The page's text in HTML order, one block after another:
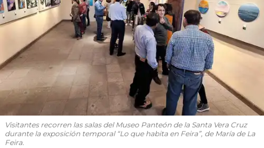
Visitantes recorren las salas del Museo Panteón de la Santa Vera Cruz
durante la exposición temporal “Lo que habita en Feira”, de María de La
Feira.